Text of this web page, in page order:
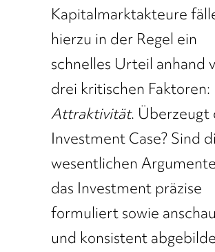
Kapitalmarktakteure
hierzu in der Regel ein
schnelles Urteil anhand
drei kritischen Faktoren:
Attraktivität. Überzeugt
Investment Case? Sind
wesentlichen
das Investment präzise
formuliert sowie
und konsistent